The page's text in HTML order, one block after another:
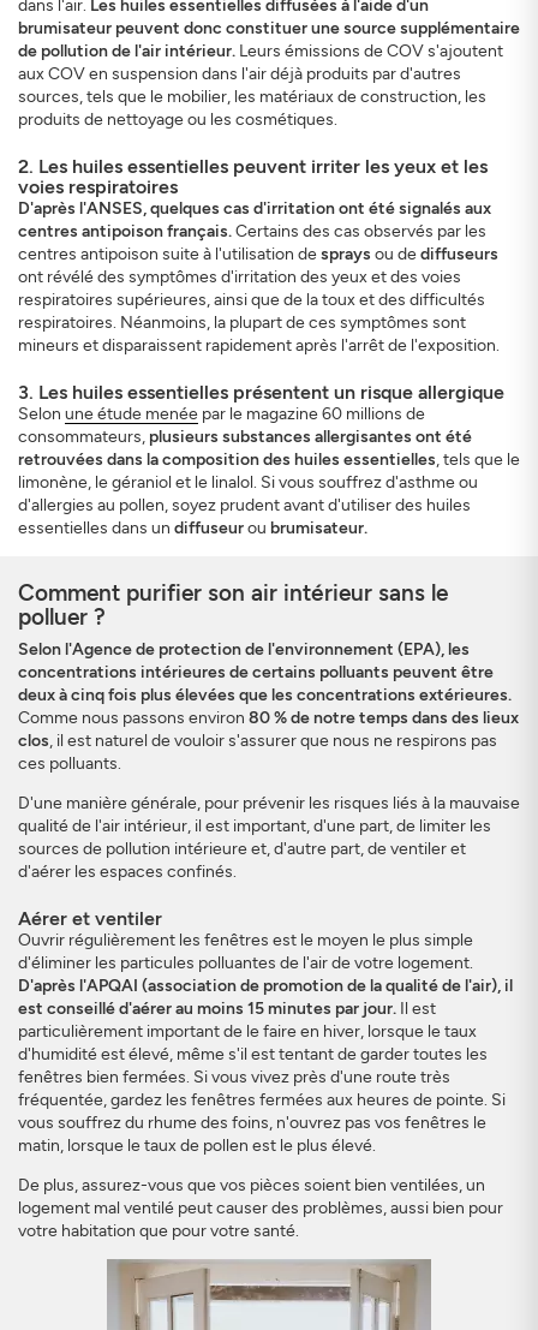
dans l'air. Les huiles essentielles diffusées à l'aide d'un
brumisateur peuvent donc constituer une source supplémentaire
de pollution de l'air intérieur. Leurs émissions de COV s'ajoutent
aux COV en suspension dans l'air déjà produits par d'autres
sources, tels que le mobilier, les matériaux de construction, les
produits de nettoyage ou les cosmétiques.
2. Les huiles essentielles peuvent irriter les yeux et les
voies respiratoires
D'après l'ANSES, quelques cas d'irritation ont été signalés aux
centres antipoison français.Certains des cas observés par les
centres antipoison suite à l'utilisation desprays ou dediffuseurs
ont révélé des symptômes d'irritation des yeux et des voies
respiratoires supérieures, ainsi que de la toux et des difficultés
respiratoires. Néanmoins, la plupart de ces symptômes sont
mineurs et disparaissent rapidement après l'arrêt de l'exposition.
3. Les huiles essentielles présentent un risque allergique
Selon une étude menée par le magazine 60 millions de
consommateurs, plusieurs substances allergisantes ont été
retrouvées dans la composition des huiles essentielles, tels que le
limonène, le géraniol et le linalol. Si vous souffrez d'asthme ou
d'allergies au pollen, soyez prudent avant d'utiliser des huiles
essentielles dans un diffuseurou brumisateur.
Comment purifier son air intérieur sans le
polluer ?
Selon l'Agence de protection de l'environnement (EPA), les
concentrations intérieures de certains polluants peuvent être
deux à cinq fois plus élevées que les concentrations extérieures.
Comme nous passons environ 80 % de notre temps dans des lieux
clos, il est naturel de vouloir s'assurer que nous ne respirons pas
ces polluants.
D'une manière générale, pour prévenir les risques liés à la mauvaise
qualité de l'air intérieur, il est important, d'une part, de limiter les
sources de pollution intérieure et, d'autre part, de ventiler et
d'aérer les espaces confinés.
Aérer et ventiler
Ouvrir régulièrement les fenêtres est le moyen le plus simple
d'éliminer les particules polluantes de l'air de votre logement.
D'après l'APQAI (association de promotion de la qualité de l'air), il
est conseillé d'aérer au moins 15 minutes par jour. Il est
particulièrement important de le faire en hiver, lorsque le taux
d'humidité est élevé, même s'il est tentant de garder toutes les
fenêtres bien fermées. Si vous vivez près d'une route très
fréquentée, gardez les fenêtres fermées aux heures de pointe. Si
vous souffrez du rhume des foins, n'ouvrez pas vos fenêtres le
matin, lorsque le taux de pollen est le plus élevé.
De plus, assurez-vous que vos pièces soient bien ventilées, un
logement mal ventilé peut causer des problèmes, aussi bien pour
votre habitation que pour votre santé.